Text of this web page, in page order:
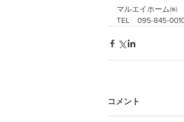
マルエイホーム㈱
TEL　095-845-
コメント